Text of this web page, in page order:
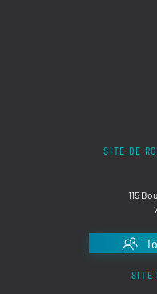
SITE DE
115
SITE